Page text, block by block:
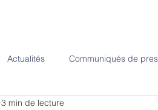
Actualités Communiqués de
3 min de lecture